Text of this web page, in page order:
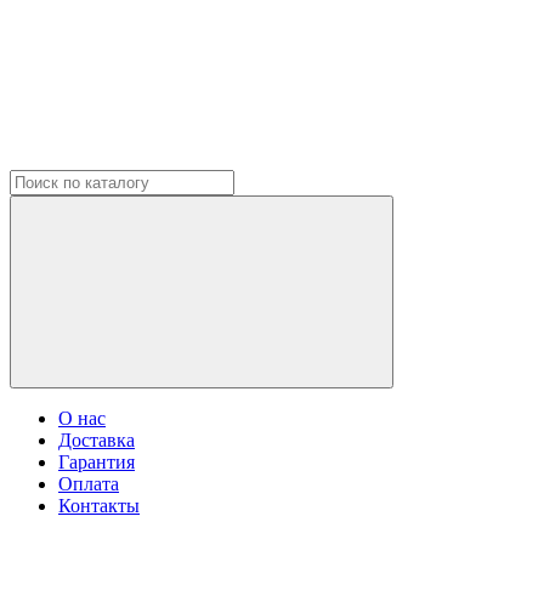
О нас
Доставка
Гарантия
Оплата
Контакты